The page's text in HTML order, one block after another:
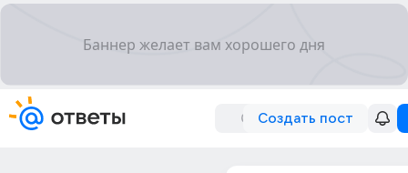
Создать пост